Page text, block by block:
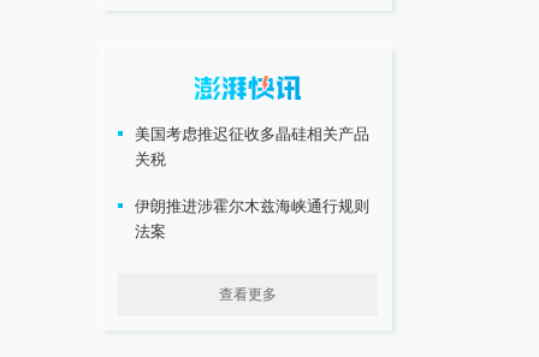
美国考虑推迟征收多晶硅相关产品
关税
伊朗推进涉霍尔木兹海峡通行规则
法案
查看更多